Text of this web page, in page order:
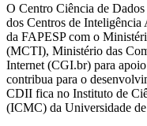
O Centro Ciência de
dos Centros de
da FAPESP com o
(MCTI), Ministério das
Internet (CGI.br) para
contribua para o
CDII fica no Instituto de
(ICMC) da Universidade